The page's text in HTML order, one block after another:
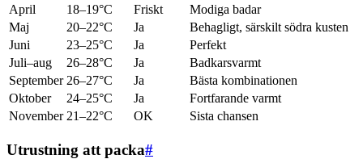
April
18–19°C Friskt
Modiga badar
Maj
20–22°C Ja
Behagligt, särskilt södra kusten
Juni
23–25°C Ja
Perfekt
Juli–aug
26–28°C Ja
Badkarsvarmt
September 26–27°C Ja
Bästa kombinationen
Oktober
24–25°C Ja
Fortfarande varmt
November 21–22°C OK Sista chansen
Utrustning att packa#